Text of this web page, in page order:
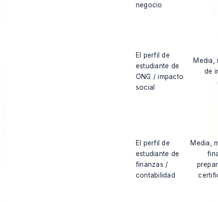
negocio
El perfil de
estudiante de
ONG / impacto
social
Media,
de
El perfil de
estudiante de
finanzas /
contabilidad
Media,